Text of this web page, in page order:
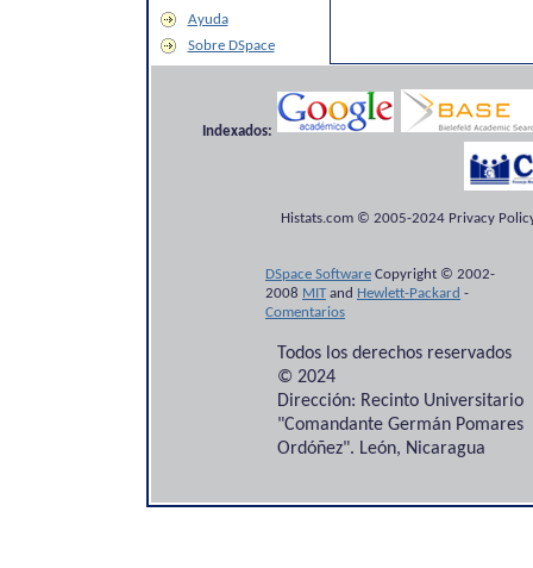
Ayuda
Sobre DSpace
Indexados:
Histats.com © 2005-2024 Privacy
DSpace Software Copyright © 2002-
2008 MITand Hewlett-Packard -
Comentarios
Todos los derechos reservados
© 2024
Dirección: Recinto Universitario
"Comandante Germán Pomares
Ordóñez". León, Nicaragua